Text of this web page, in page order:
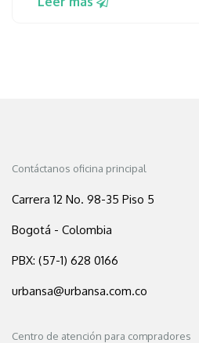
Contáctanos oficina principal
Carrera 12 No. 98-35 Piso 5
Bogotá - Colombia
PBX: (57-1) 628 0166
urbansa@urbansa.com.co
Centro de atención para compradores